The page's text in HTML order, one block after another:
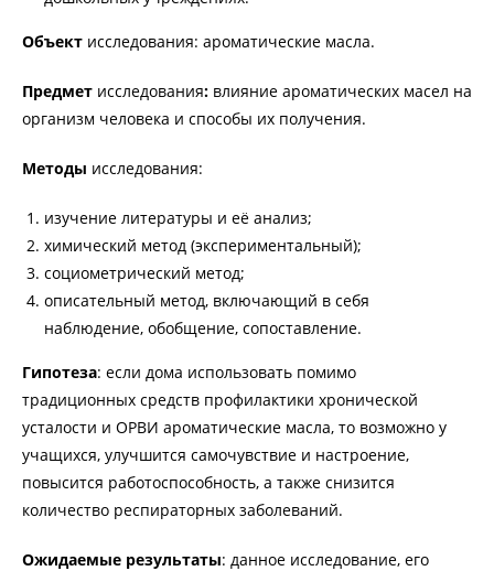
Объект исследования: ароматические масла.
Предмет исследования: влияние ароматических масел на
организм человека и способы их получения.
Методы исследования:
изучение литературы и её анализ;
химический метод (экспериментальный);
социометрический метод;
описательный метод, включающий в себя
наблюдение, обобщение, сопоставление.
Гипотеза: если дома использовать помимо
традиционных средств профилактики хронической
усталости и ОРВИ ароматические масла, то возможно у
учащихся, улучшится самочувствие и настроение,
повысится работоспособность, а также снизится
количество респираторных заболеваний.
Ожидаемые результаты: данное исследование, его